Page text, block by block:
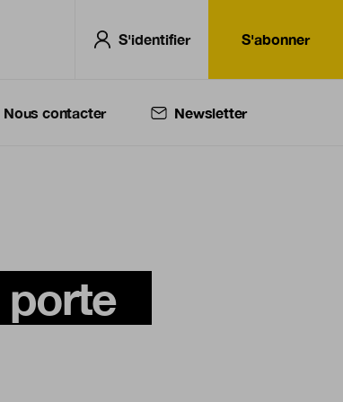
S'identifier S'abonner
Nous contacter Newsletter
porte